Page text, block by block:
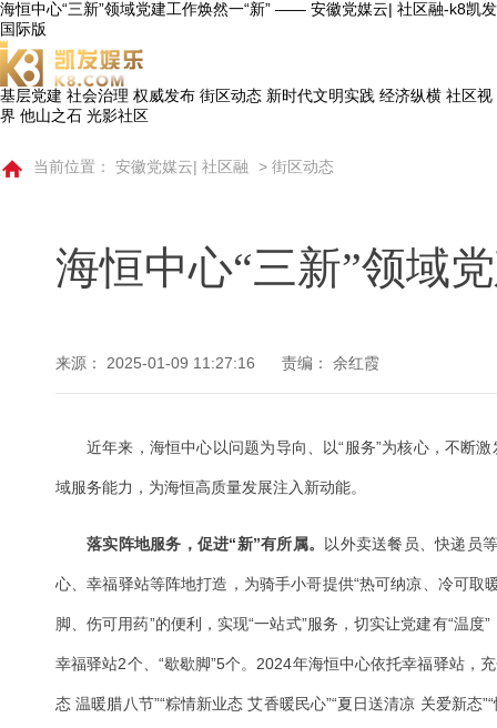
海恒中心“三新”领域党建工作焕然一“新” —— 安徽党媒云| 社区融-k8凯发
国际版
基层党建 社会治理 权威发布 街区动态 新时代文明实践 经济纵横 社区视
界 他山之石 光影社区
当前位置： 安徽党媒云| 社区融 > 街区动态
海恒中心“三新”领域
来源： 2025-01-09 11:27:16 责编： 余红霞
近年来，海恒中心以问题为导向、以“服务”为核心，不断
域服务能力，为海恒高质量发展注入新动能。
落实阵地服务，促进“新”有所属。 以外卖送餐员、快递员
心、幸福驿站等阵地打造，为骑手小哥提供“热可纳凉、冷可取
脚、伤可用药”的便利，实现“一站式”服务，切实让党建有“温度
幸福驿站2个、“歇歇脚”5个。2024年海恒中心依托幸福驿站，
态 温暖腊八节”“粽情新业态 艾香暖民心”“夏日送清凉 关爱新态